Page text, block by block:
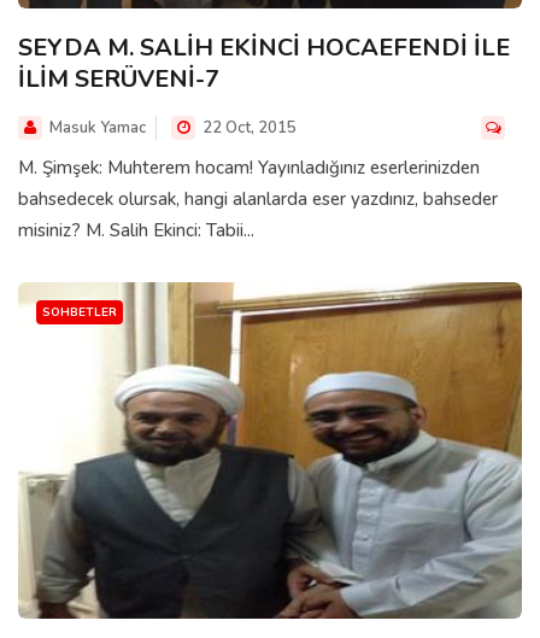
SEYDA M. SALİH EKİNCİ HOCAEFENDİ İLE
İLİM SERÜVENİ-7
Masuk Yamac 22 Oct, 2015
M. Şimşek: Muhterem hocam! Yayınladığınız eserlerinizden
bahsedecek olursak, hangi alanlarda eser yazdınız, bahseder
misiniz? M. Salih Ekinci: Tabii...
SOHBETLER